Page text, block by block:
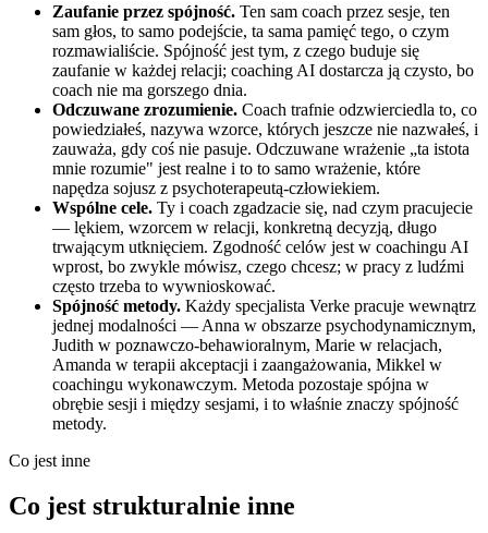
Zaufanie przez spójność. Ten sam coach przez sesje, ten
sam głos, to samo podejście, ta sama pamięć tego, o czym
rozmawialiście. Spójność jest tym, z czego buduje się
zaufanie w każdej relacji; coaching AI dostarcza ją czysto, bo
coach nie ma gorszego dnia.
Odczuwane zrozumienie. Coach trafnie odzwierciedla to, co
powiedziałeś, nazywa wzorce, których jeszcze nie nazwałeś, i
zauważa, gdy coś nie pasuje. Odczuwane wrażenie „ta istota
mnie rozumie" jest realne i to to samo wrażenie, które
napędza sojusz z psychoterapeutą-człowiekiem.
Wspólne cele. Ty i coach zgadzacie się, nad czym pracujecie
— lękiem, wzorcem w relacji, konkretną decyzją, długo
trwającym utknięciem. Zgodność celów jest w coachingu AI
wprost, bo zwykle mówisz, czego chcesz; w pracy z ludźmi
często trzeba to wywnioskować.
Spójność metody. Każdy specjalista Verke pracuje wewnątrz
jednej modalności — Anna w obszarze psychodynamicznym,
Judith w poznawczo-behawioralnym, Marie w relacjach,
Amanda w terapii akceptacji i zaangażowania, Mikkel w
coachingu wykonawczym. Metoda pozostaje spójna w
obrębie sesji i między sesjami, i to właśnie znaczy spójność
metody.
Co jest inne
Co jest strukturalnie inne